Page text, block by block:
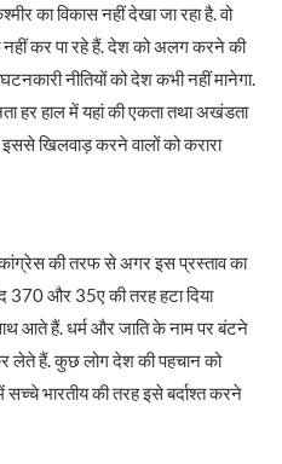
का विकास नहीं देखा जा रहा है. वो
नहीं कर पा रहे हैं. देश को अलग करने की
नीतियों को देश कभी नहीं मानेगा.
हर हाल में यहां की एकता तथा अखंडता
खिलवाड़ करने वालों को करारा
की तरफ से अगर इस प्रस्ताव का
370 और 35ए की तरह हटा दिया
आते हैं. धर्म और जाति के नाम पर बंटने
लेते हैं. कुछ लोग देश की पहचान को
भारतीय की तरह इसे बर्दाश्त करने